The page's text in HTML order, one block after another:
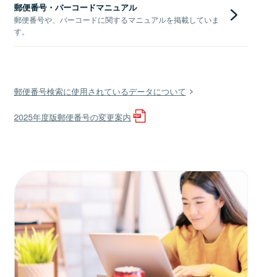
郵便番号・バーコードマニュアル
郵便番号や、バーコードに関するマニュアルを掲載していま
す。
郵便番号検索に使用されているデータについて
2025年度版郵便番号の変更案内